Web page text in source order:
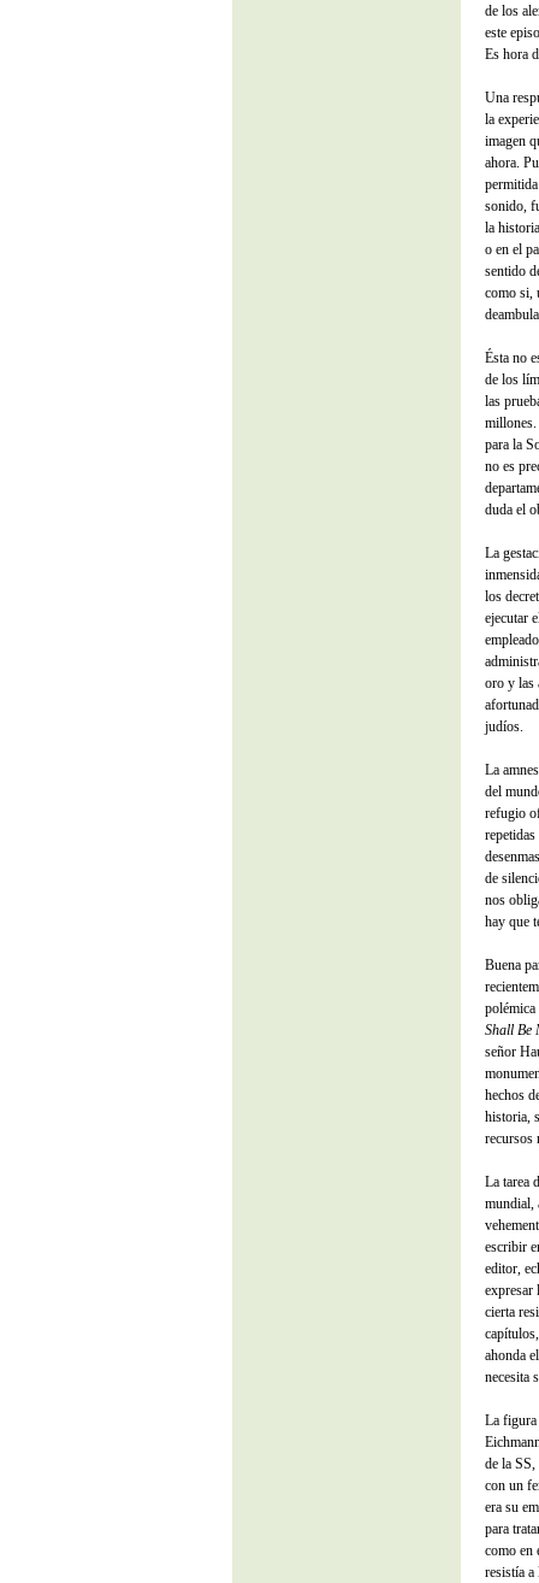
de los
este
Es hora
Una
la
imagen
ahora.
sonido,
la
o en el
sentido
como si,
Ésta no
de los
las
millones.
para la
no es
duda el
La
los
ejecutar
oro y las
judíos.
La
del
refugio
de
nos
hay que
Buena
Shall Be
señor
hechos
historia,
recursos
La tarea
mundial,
escribir
editor,
expresar
cierta
ahonda
necesita
La figura
de la
con un
era su
para
como en
resistía a